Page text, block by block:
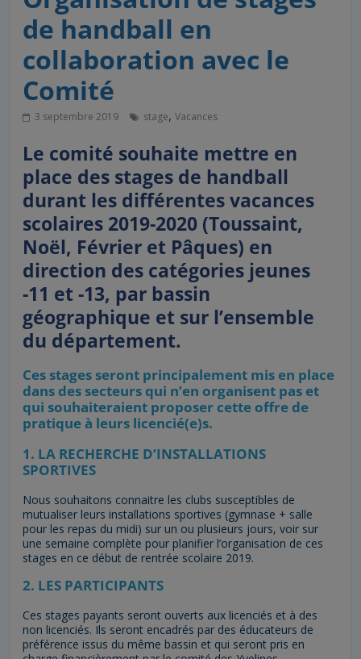
de handball en
collaboration avec le
Comité
3 septembre 2019 stage,Vacances
Le comité souhaite mettre en
place des stages de handball
durant les différentes vacances
scolaires 2019-2020 (Toussaint,
Noël, Février et Pâques) en
direction des catégories jeunes
-11 et -13, par bassin
géographique et sur l’ensemble
du département.
Ces stages seront principalement mis en place
dans des secteurs qui n’en organisent pas et
qui souhaiteraient proposer cette offre de
pratique à leurs licencié(e)s.
1. LA RECHERCHE D’INSTALLATIONS
SPORTIVES
Nous souhaitons connaitre les clubs susceptibles de
mutualiser leurs installations sportives (gymnase + salle
pour les repas du midi) sur un ou plusieurs jours, voir sur
une semaine complète pour planifier l’organisation de ces
stages en ce début de rentrée scolaire 2019.
2. LES PARTICIPANTS
Ces stages payants seront ouverts aux licenciés et à des
non licenciés. Ils seront encadrés par des éducateurs de
préférence issus du même bassin et qui seront pris en